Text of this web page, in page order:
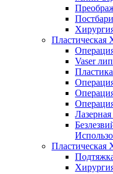
Пластическая
Vaser
Пластическая